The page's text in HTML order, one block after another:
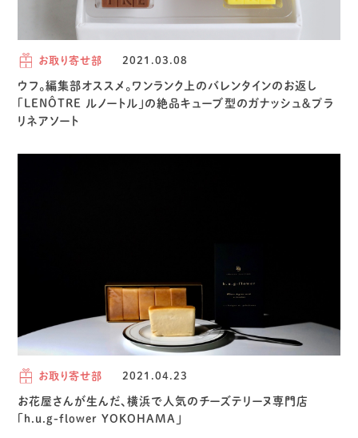
お取り寄せ部 2021.03.08
ウフ。編集部オススメ。ワンランク上のバレンタインのお返し
「LENÔTRE ルノートル」の絶品キューブ型のガナッシュ＆プラ
リネアソート
お取り寄せ部 2021.04.23
お花屋さんが生んだ、横浜で人気のチーズテリーヌ専門店
「h.u.g-flower YOKOHAMA」